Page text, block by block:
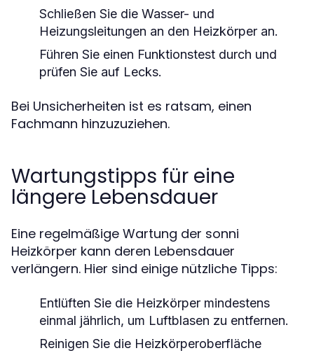
Schließen Sie die Wasser- und
Heizungsleitungen an den Heizkörper an.
Führen Sie einen Funktionstest durch und
prüfen Sie auf Lecks.
Bei Unsicherheiten ist es ratsam, einen
Fachmann hinzuzuziehen.
Wartungstipps für eine
längere Lebensdauer
Eine regelmäßige Wartung der sonni
Heizkörper kann deren Lebensdauer
verlängern. Hier sind einige nützliche Tipps:
Entlüften Sie die Heizkörper mindestens
einmal jährlich, um Luftblasen zu entfernen.
Reinigen Sie die Heizkörperoberfläche